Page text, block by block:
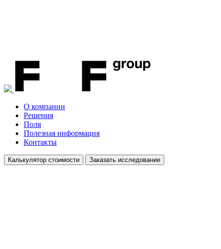
О компании
Решения
Поля
Полезная информация
Контакты
Калькулятор стоимости Заказать исследование